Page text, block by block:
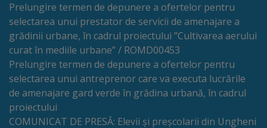
funcționare
Integritate
și
calitate
Consiliul
Prelungire termen de depunere a ofertelor pentru
selectarea unui prestator de servicii de amenajare a
grădinii urbane, în cadrul proiectului ”Cultivarea aerului
curat în mediile urbane” / ROMD00453
Prelungire termen de depunere a ofertelor pentru
selectarea unui antreprenor care va executa lucrările
de amenajare gard verde în grădina urbană, în cadrul
proiectului
COMUNICAT DE PRESĂ: Elevii și preșcolarii din Ungheni